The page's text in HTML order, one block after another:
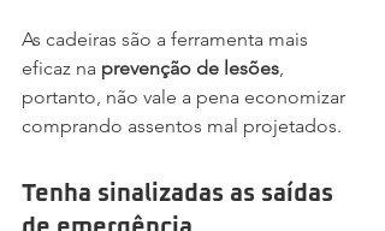
As cadeiras são a ferramenta mais
eficaz na prevenção de lesões,
portanto, não vale a pena economizar
comprando assentos mal projetados.
Tenha sinalizadas as saídas